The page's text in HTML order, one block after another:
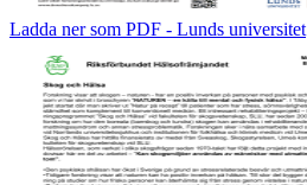
Ladda ner som PDF - Lunds universitet